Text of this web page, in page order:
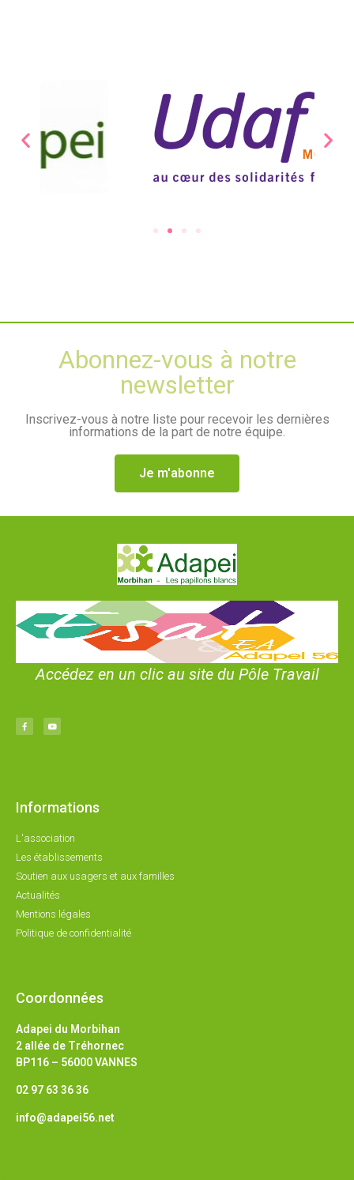
Abonnez-vous à notre
newsletter
Inscrivez-vous à notre liste pour recevoir les dernières
informations de la part de notre équipe.
Je m'abonne
Accédez en un clic au site du Pôle Travail
Informations
L'association
Les établissements
Soutien aux usagers et aux familles
Actualités
Mentions légales
Politique de confidentialité
Coordonnées
Adapei du Morbihan
2 allée de Tréhornec
BP116 – 56000 VANNES
02 97 63 36 36
info@adapei56.net